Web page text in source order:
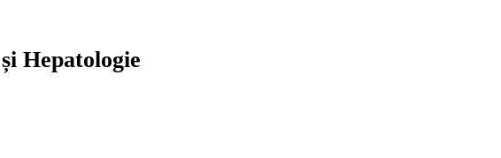
Hepatologie